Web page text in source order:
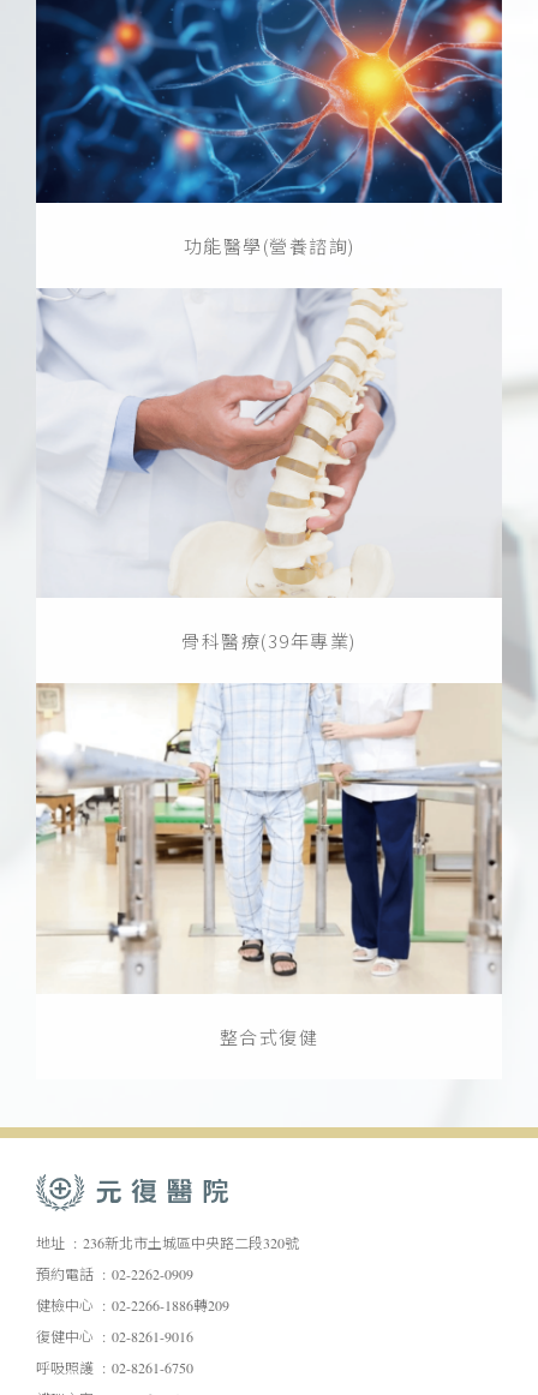
功能醫學(營養諮詢)
骨科醫療(39年專業)
整合式復健
地址
236新北市土城區中央路二段320號
預約電話
02-2262-0909
健檢中心
02-2266-1886轉209
復健中心
02-8261-9016
呼吸照護
02-8261-6750